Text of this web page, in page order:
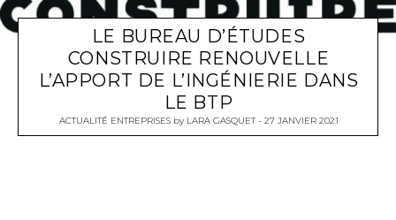
LE BUREAU D’ÉTUDES
CONSTRUIRE RENOUVELLE
L’APPORT DE L’INGÉNIERIE DANS
LE BTP
ACTUALITÉ ENTREPRISESby LARA GASQUET 27 JANVIER 2021